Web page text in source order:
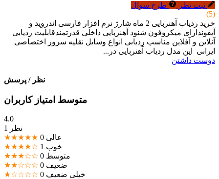
ثبت نظر
طرح سوال
(5)
خرید ردیاب آهنربایی 2 ماه شارژ نرم افزار فارسی اندروید و
آیفوندارای میکروفون شنود آهنربایی داخلی قدرتمندقابلیت ردیابی
آنلاین و آفلاین مناسب ردیابی انواع وسایل نقلیه سرور اختصاصی
ایرانی این مدل ردیاب آهنربایی در...
دوست داشتن
نظر / پرسش
متوسط امتیاز کاربران
4.0
1 نظر
★★★★★
عالی 0
★★★★☆
خوب 1
★★★☆☆
متوسط 0
★★☆☆☆
ضعیف 0
★☆☆☆☆
خیلی ضعیف 0